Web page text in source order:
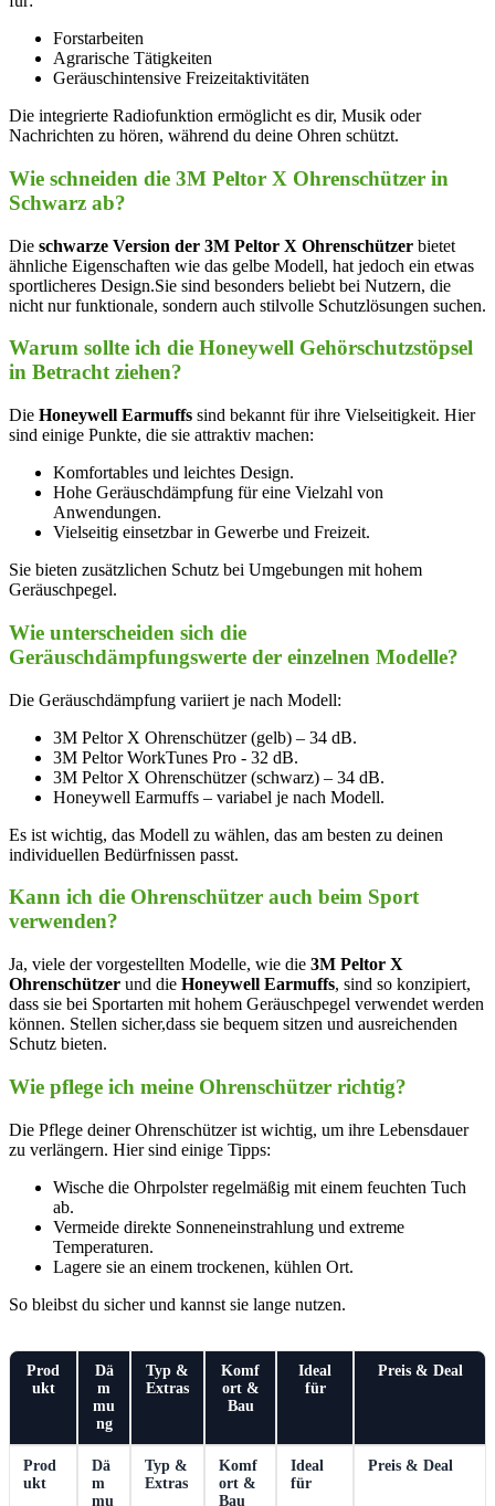
Forstarbeiten
Agrarische ‌Tätigkeiten
Geräuschintensive Freizeitaktivitäten
Die integrierte Radiofunktion ermöglicht​ es dir, Musik oder
Nachrichten⁢ zu hören, während du deine Ohren schützt.
Wie schneiden‍ die 3M Peltor⁤ X Ohrenschützer in
Schwarz ab?
Die schwarze Version der 3M Peltor X Ohrenschützer bietet
ähnliche Eigenschaften wie das gelbe Modell, hat jedoch ein⁣ etwas
sportlicheres Design.Sie sind besonders beliebt bei Nutzern,‍ die
nicht nur funktionale, sondern auch stilvolle Schutzlösungen⁢ suchen.
Warum ⁢sollte ich die Honeywell Gehörschutzstöpsel
in Betracht ‌ziehen?
Die Honeywell⁢ Earmuffs sind bekannt für ihre Vielseitigkeit. Hier
sind einige Punkte, die sie attraktiv‍ machen:
Komfortables und leichtes Design.
Hohe Geräuschdämpfung für eine Vielzahl von
Anwendungen.
Vielseitig einsetzbar in Gewerbe und Freizeit.
Sie bieten‌ zusätzlichen Schutz bei Umgebungen mit hohem
Geräuschpegel.
Wie unterscheiden sich die
Geräuschdämpfungswerte der‍ einzelnen ⁤Modelle?
Die Geräuschdämpfung variiert ‌je nach Modell:
3M Peltor X Ohrenschützer (gelb) – 34 dB.
3M Peltor WorkTunes Pro ‌- 32 dB.
3M Peltor ​X Ohrenschützer (schwarz) – 34 dB.
Honeywell Earmuffs – variabel je nach Modell.
Es ist wichtig, das‍ Modell zu wählen, das am⁤ besten zu ‍deinen
individuellen Bedürfnissen passt.
Kann ich die Ohrenschützer auch beim‌ Sport
verwenden?
Ja, viele der vorgestellten⁢ Modelle, wie ⁤die 3M Peltor‌ X
Ohrenschützer und die Honeywell Earmuffs,⁢ sind so⁣ konzipiert,
dass sie⁢ bei Sportarten mit hohem Geräuschpegel verwendet werden
können. Stellen sicher,dass sie bequem sitzen und ausreichenden
Schutz⁢ bieten.
Wie pflege⁣ ich meine Ohrenschützer richtig?
Die Pflege deiner Ohrenschützer ist wichtig, um ihre Lebensdauer​
zu verlängern.​ Hier sind einige Tipps:
Wische die Ohrpolster‌ regelmäßig mit einem feuchten Tuch
ab.
Vermeide direkte⁢ Sonneneinstrahlung und extreme
Temperaturen.
Lagere sie ‍an einem trockenen, kühlen Ort.
So bleibst du sicher und kannst sie lange nutzen.
Prod
ukt
Dä
m
mu
ng
Typ &
Extras
Komf
ort &
Bau
Ideal
für
Preis & Deal